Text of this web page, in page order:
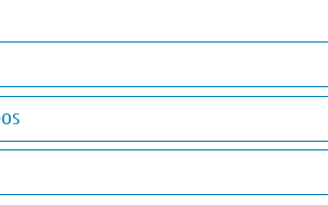
Kapazitätsmarkt ist dringend eine
Regelung zum Umstieg auf Wasserstoff
zur